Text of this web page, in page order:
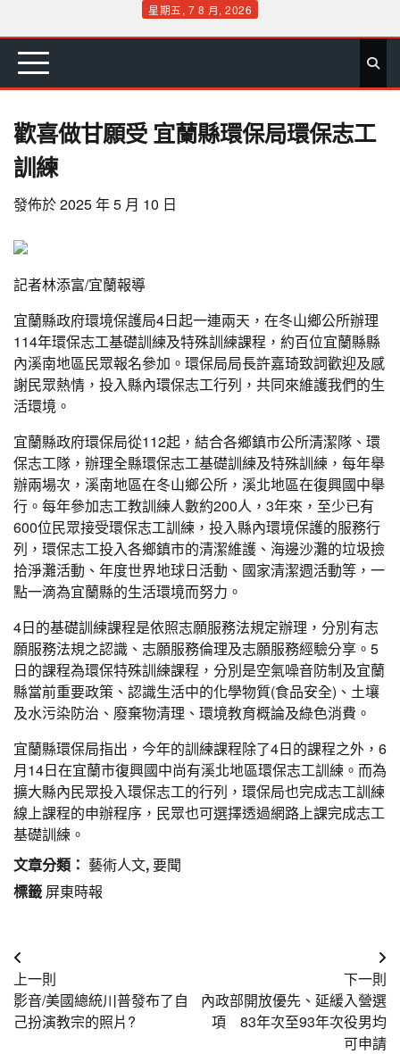
content
星期五, 7 8 月, 2026
首 要 娛 生 社 文 公 運 旅 政 地 專
歡喜做甘願受 宜蘭縣環保局環保志工
訓練
發佈於2025 年 5 月 10 日
記者林添富/宜蘭報導
宜蘭縣政府環境保護局4日起一連兩天，在冬山鄉公所辦理
114年環保志工基礎訓練及特殊訓練課程，約百位宜蘭縣縣
內溪南地區民眾報名參加。環保局局長許嘉琦致詞歡迎及感
謝民眾熱情，投入縣內環保志工行列，共同來維護我們的生
活環境。
宜蘭縣政府環保局從112起，結合各鄉鎮市公所清潔隊、環
保志工隊，辦理全縣環保志工基礎訓練及特殊訓練，每年舉
辦兩場次，溪南地區在冬山鄉公所，溪北地區在復興國中舉
行。每年參加志工教訓練人數約200人，3年來，至少已有
600位民眾接受環保志工訓練，投入縣內環境保護的服務行
列，環保志工投入各鄉鎮市的清潔維護、海邊沙灘的垃圾撿
拾淨灘活動、年度世界地球日活動、國家清潔週活動等，一
點一滴為宜蘭縣的生活環境而努力。
4日的基礎訓練課程是依照志願服務法規定辦理，分別有志
願服務法規之認識、志願服務倫理及志願服務經驗分享。5
日的課程為環保特殊訓練課程，分別是空氣噪音防制及宜蘭
縣當前重要政策、認識生活中的化學物質(食品安全)、土壤
及水污染防治、廢棄物清理、環境教育概論及綠色消費。
宜蘭縣環保局指出，今年的訓練課程除了4日的課程之外，6
月14日在宜蘭市復興國中尚有溪北地區環保志工訓練。而為
擴大縣內民眾投入環保志工的行列，環保局也完成志工訓練
線上課程的申辦程序，民眾也可選擇透過網路上課完成志工
基礎訓練。
文章分類： 藝術人文,要聞
標籤 屏東時報
文
章
導
上一則
影音/美國總統川普發布了自
己扮演教宗的照片?
下一則
內政部開放優先、延緩入營選
項 83年次至93年次役男均
可申請